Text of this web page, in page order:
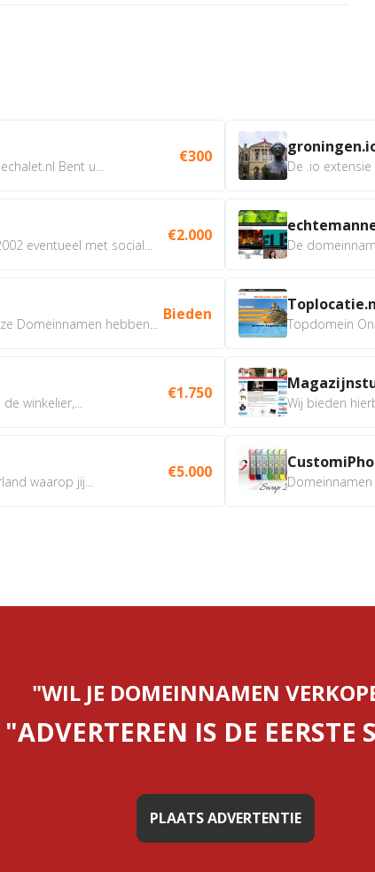
Bent u...
€300
eventueel met social...
€2.000
Domeinnamen hebben...
Bieden
winkelier,...
€1.750
waarop jij...
€5.000
De .io
De
Topdomein
Wij bieden
Domeinnamen
"WIL JE DOMEINNAMEN
"ADVERTEREN IS DE EERSTE
PLAATS ADVERTENTIE